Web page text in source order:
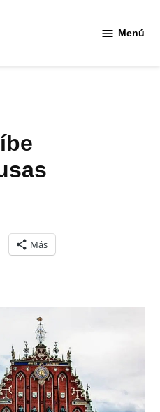
Menú
Más